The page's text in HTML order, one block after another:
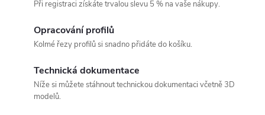
Při registraci získáte trvalou slevu 5 % na vaše nákupy.
Opracování profilů
Kolmé řezy profilů si snadno přidáte do košíku.
Technická dokumentace
Níže si můžete stáhnout technickou dokumentaci včetně 3D
modelů.